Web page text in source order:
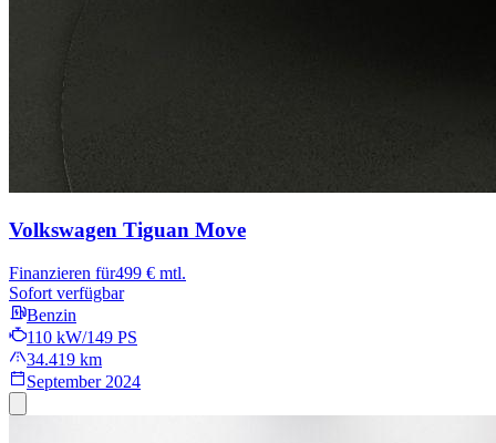
Volkswagen Tiguan Move
Finanzieren für499 € mtl.
Sofort verfügbar
Benzin
110 kW/149 PS
34.419 km
September 2024